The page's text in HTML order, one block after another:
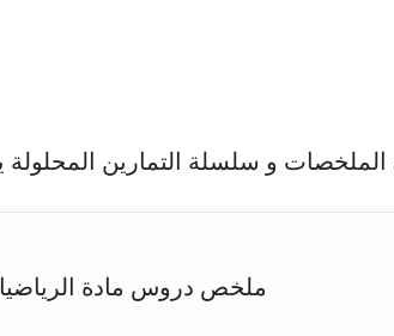
و سلسلة التمارين المحلولة
ملخص دروس مادة